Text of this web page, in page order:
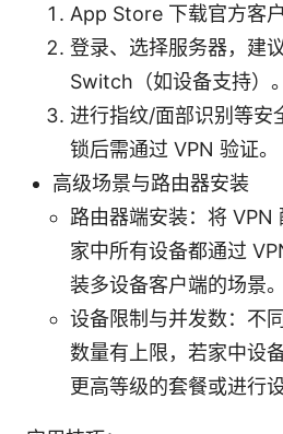
App Store 下载官方客户
登录、选择服务器，建
Switch（如设备支持）。
进行指纹/面部识别等安
锁后需通过 VPN 验证。
高级场景与路由器安装
路由器端安装：将 VPN
家中所有设备都通过
装多设备客户端的场景。
设备限制与并发数：不
数量有上限，若家中设
更高等级的套餐或进行